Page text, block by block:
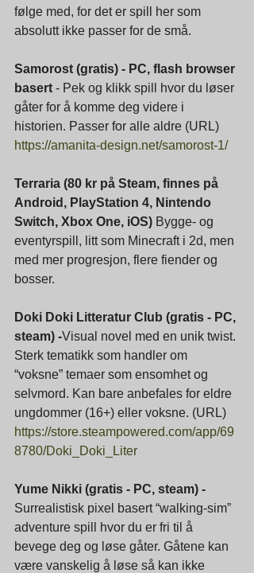
følge med, for det er spill her som
absolutt ikke passer for de små.
Samorost (gratis) - PC, flash browser
basert - Pek og klikk spill hvor du løser
gåter for å komme deg videre i
historien. Passer for alle aldre (URL)
https://amanita-design.net/samorost-1/
Terraria (80 kr på Steam, finnes på
Android, PlayStation 4, Nintendo
Switch, Xbox One, iOS) Bygge- og
eventyrspill, litt som Minecraft i 2d, men
med mer progresjon, flere fiender og
bosser.
Doki Doki Litteratur Club (gratis - PC,
steam) -Visual novel med en unik twist.
Sterk tematikk som handler om
“voksne” temaer som ensomhet og
selvmord. Kan bare anbefales for eldre
ungdommer (16+) eller voksne. (URL)
https://store.steampowered.com/app/69
8780/Doki_Doki_Liter
Yume Nikki (gratis - PC, steam) -
Surrealistisk pixel basert “walking-sim”
adventure spill hvor du er fri til å
bevege deg og løse gåter. Gåtene kan
være vanskelig å løse så kan ikke